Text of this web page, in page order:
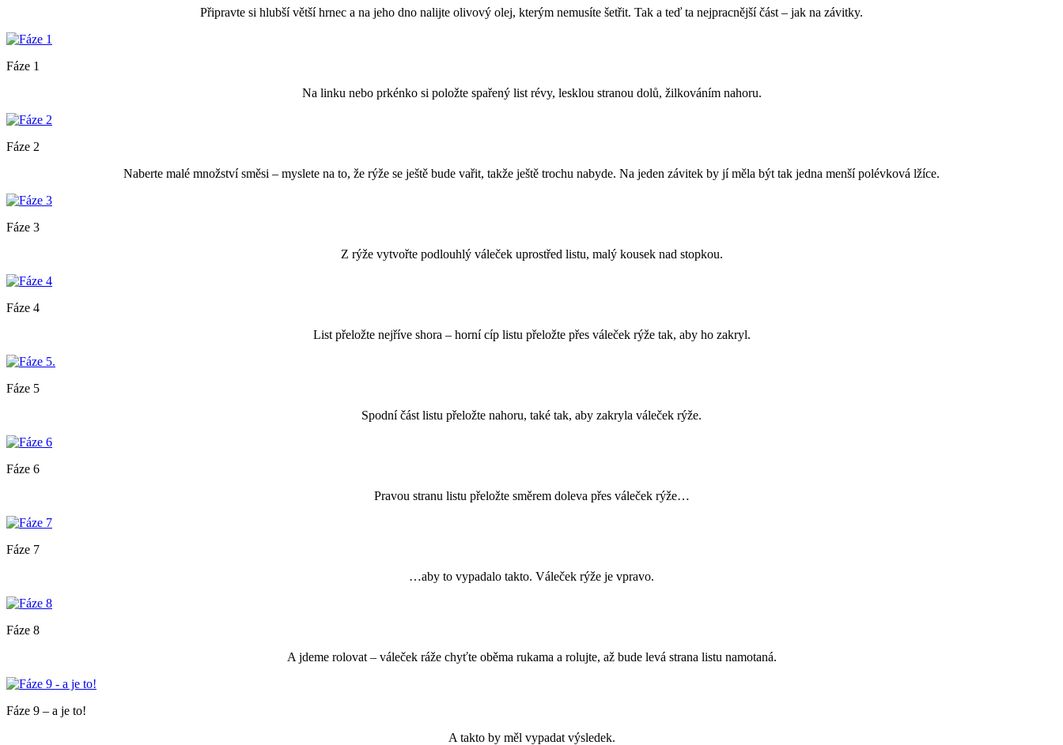
Připravte si hlubší větší hrnec a na jeho dno nalijte olivový olej, kterým nemusíte šetřit. Tak a teď ta nejpracnější část – jak na závitky.
Fáze 1
Na linku nebo prkénko si položte spařený list révy, lesklou stranou dolů, žilkováním nahoru.
Fáze 2
Naberte malé množství směsi – myslete na to, že rýže se ještě bude vařit, takže ještě trochu nabyde. Na jeden závitek by jí měla být tak jedna menší polévková lžíce.
Fáze 3
Z rýže vytvořte podlouhlý váleček uprostřed listu, malý kousek nad stopkou.
Fáze 4
List přeložte nejříve shora – horní cíp listu přeložte přes váleček rýže tak, aby ho zakryl.
Fáze 5
Spodní část listu přeložte nahoru, také tak, aby zakryla váleček rýže.
Fáze 6
Pravou stranu listu přeložte směrem doleva přes váleček rýže…
Fáze 7
…aby to vypadalo takto. Váleček rýže je vpravo.
Fáze 8
A jdeme rolovat – váleček ráže chyťte oběma rukama a rolujte, až bude levá strana listu namotaná.
Fáze 9 – a je to!
A takto by měl vypadat výsledek.